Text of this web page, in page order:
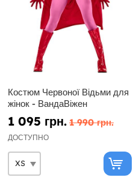
Костюм Червоної Відьми для
жінок - ВандаВіжен
1 095 грн. 1 990 грн.
ДОСТУПНО